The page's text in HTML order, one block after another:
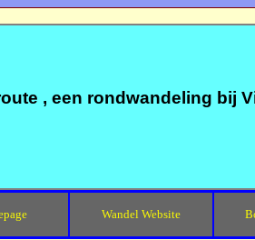
, een rondwandeling bij
Wandel Website